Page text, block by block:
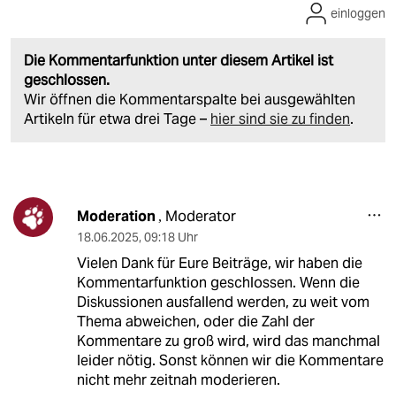
Die Kommentarfunktion unter diesem Artikel ist
geschlossen.
Wir öffnen die Kommentarspalte bei ausgewählten
Artikeln für etwa drei Tage – hier sind sie zu finden.
einloggen
Moderation , Moderator
18.06.2025, 09:18 Uhr
Vielen Dank für Eure Beiträge, wir haben die
Kommentarfunktion geschlossen. Wenn die
Diskussionen ausfallend werden, zu weit vom
Thema abweichen, oder die Zahl der
Kommentare zu groß wird, wird das manchmal
leider nötig. Sonst können wir die Kommentare
nicht mehr zeitnah moderieren.